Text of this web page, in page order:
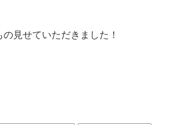
見せていただきました！